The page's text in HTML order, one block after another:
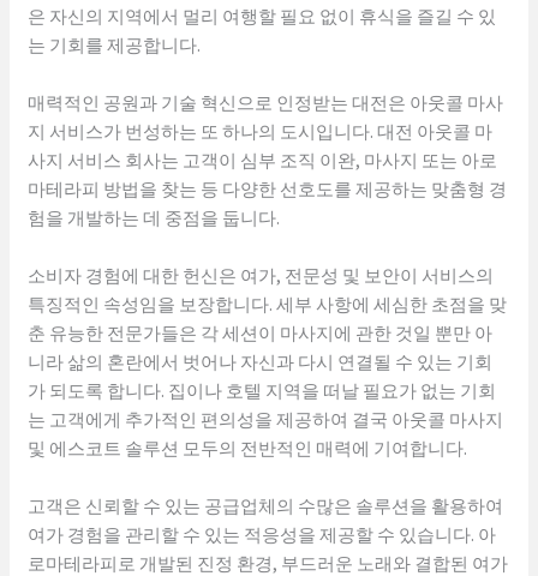
은 자신의 지역에서 멀리 여행할 필요 없이 휴식을 즐길 수 있
는 기회를 제공합니다.
매력적인 공원과 기술 혁신으로 인정받는 대전은 아웃콜 마사
지 서비스가 번성하는 또 하나의 도시입니다. 대전 아웃콜 마
사지 서비스 회사는 고객이 심부 조직 이완, 마사지 또는 아로
마테라피 방법을 찾는 등 다양한 선호도를 제공하는 맞춤형 경
험을 개발하는 데 중점을 둡니다.
소비자 경험에 대한 헌신은 여가, 전문성 및 보안이 서비스의
특징적인 속성임을 보장합니다. 세부 사항에 세심한 초점을 맞
춘 유능한 전문가들은 각 세션이 마사지에 관한 것일 뿐만 아
니라 삶의 혼란에서 벗어나 자신과 다시 연결될 수 있는 기회
가 되도록 합니다. 집이나 호텔 지역을 떠날 필요가 없는 기회
는 고객에게 추가적인 편의성을 제공하여 결국 아웃콜 마사지
및 에스코트 솔루션 모두의 전반적인 매력에 기여합니다.
고객은 신뢰할 수 있는 공급업체의 수많은 솔루션을 활용하여
여가 경험을 관리할 수 있는 적응성을 제공할 수 있습니다. 아
로마테라피로 개발된 진정 환경, 부드러운 노래와 결합된 여가